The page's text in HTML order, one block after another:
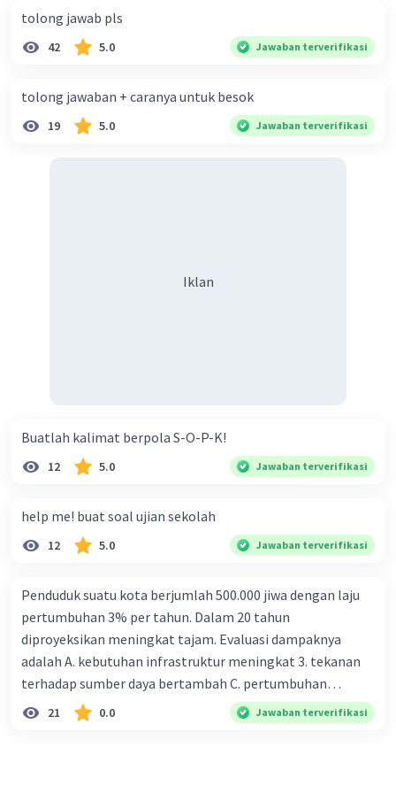
tolong jawab pls
42 5.0 Jawaban terverifikasi
tolong jawaban + caranya untuk besok
19 5.0 Jawaban terverifikasi
Iklan
Buatlah kalimat berpola S-O-P-K!
12 5.0 Jawaban terverifikasi
help me! buat soal ujian sekolah
12 5.0 Jawaban terverifikasi
Penduduk suatu kota berjumlah 500.000 jiwa dengan laju
pertumbuhan 3% per tahun. Dalam 20 tahun
diproyeksikan meningkat tajam. Evaluasi dampaknya
adalah A. kebutuhan infrastruktur meningkat 3. tekanan
terhadap sumber daya bertambah C. pertumbuhan
eksponensial berdampak jangka panjang D. tidak
memengaruhi tata ruang E. proyeksi penduduk penting
21 0.0 Jawaban terverifikasi